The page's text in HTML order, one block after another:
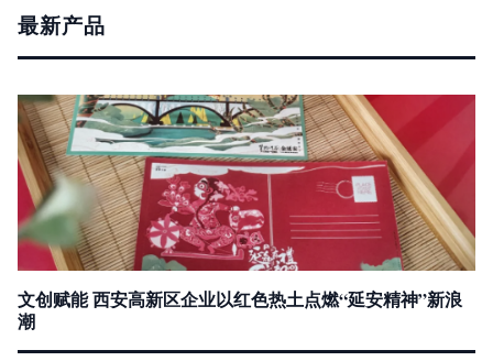
最新产品
文创赋能 西安高新区企业以红色热土点燃“延安精神”新浪
潮